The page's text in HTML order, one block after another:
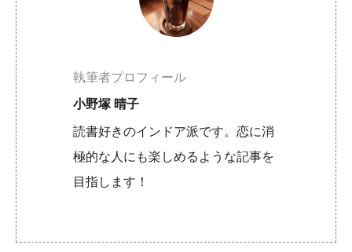
執筆者プロフィール
小野塚 晴子
読書好きのインドア派です。恋に消
極的な人にも楽しめるような記事を
目指します！